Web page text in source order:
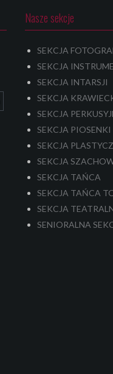
Nasze sekcje
SEKCJA
SEKCJA
SEKCJA INTARSJI
SEKCJA
SEKCJA
SEKCJA PIOSENKI
SEKCJA
SEKCJA
SEKCJA TAŃCA
SEKCJA TAŃCA
SEKCJA
SENIORALNA